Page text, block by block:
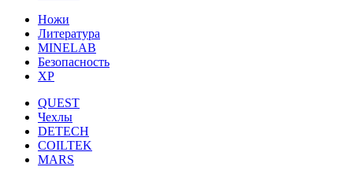
Ножи
Литература
MINELAB
Безопасность
XP
QUEST
Чехлы
DETECH
COILTEK
MARS